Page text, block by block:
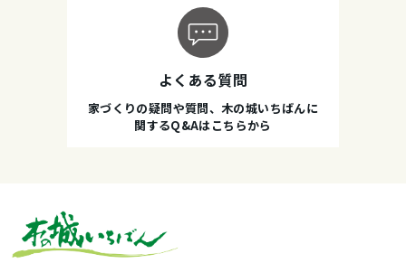
よくある質問
家づくりの疑問や質問、木の城いちばんに
関するQ&Aはこちらから